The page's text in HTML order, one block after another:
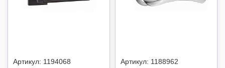
Артикул: 1194068 Артикул: 1188962